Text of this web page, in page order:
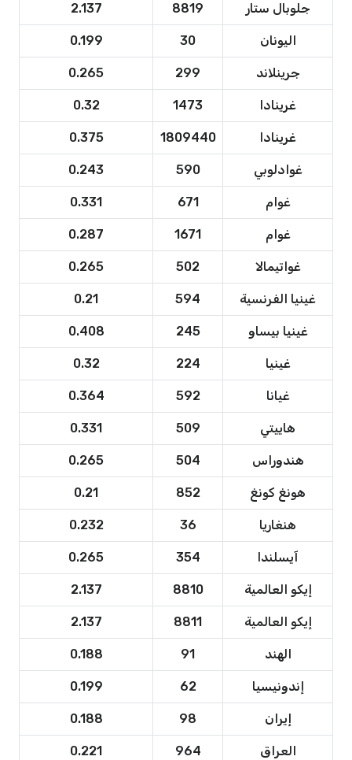
جلوبال ستار 8819
2.137
اليونان 30
0.199
جرينلاند 299
0.265
غرينادا 1473
0.32
غرينادا 1809440
0.375
غوادلوبي 590
0.243
غوام 671
0.331
غوام 1671
0.287
غواتيمالا 502
0.265
غينيا الفرنسية 594
0.21
غينيا بيساو 245
0.408
غينيا 224
0.32
غيانا 592
0.364
هاييتي 509
0.331
هندوراس 504
0.265
هونغ كونغ 852
0.21
هنغاريا 36
0.232
آيسلندا 354
0.265
إيكو العالمية 8810
2.137
إيكو العالمية 8811
2.137
الهند 91
0.188
إندونيسيا 62
0.199
إيران 98
0.188
العراق 964
0.221